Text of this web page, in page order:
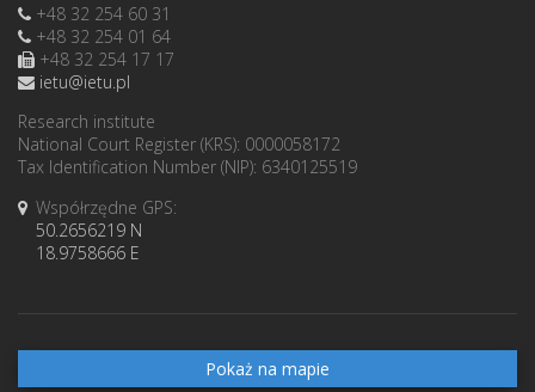
+48 32 254 60 31
+48 32 254 01 64
+48 32 254 17 17
ietu@ietu.pl
Research institute
National Court Register (KRS): 0000058172
Tax Identification Number (NIP): 6340125519
Współrzędne GPS:
50.2656219 N
18.9758666 E
Pokaż na mapie